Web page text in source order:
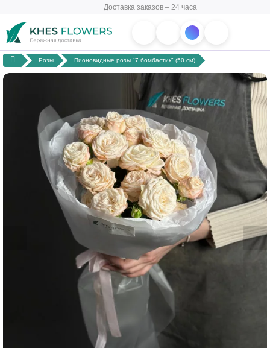
Доставка заказов – 24 часа
Розы Пионовидные розы "7 бомбастик" (50 см)